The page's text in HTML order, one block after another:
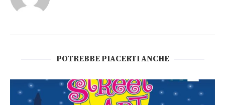
POTREBBE PIACERTI ANCHE